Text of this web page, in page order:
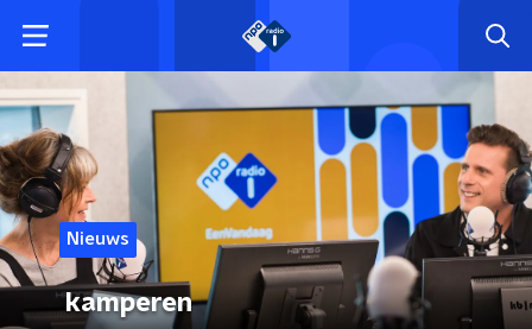
Nieuws
kamperen